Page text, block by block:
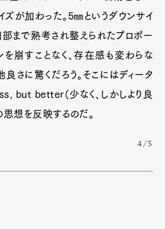
About
Contact
Pen tw
が加わった。5㎜というダウンサイ
部まで熟考され整えられたプロポー
を崩すことなく、存在感も変わらな
さに驚くだろう。そこにはディータ
but better（少なく、しかしより良
思想を反映するのだ。
4/5